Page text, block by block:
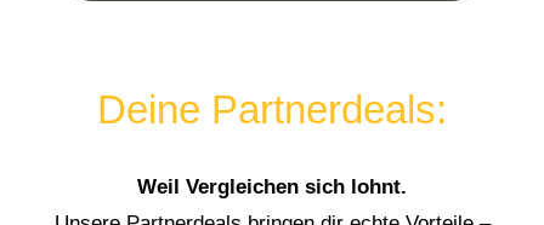
Deine Partnerdeals:
Weil Vergleichen sich lohnt.